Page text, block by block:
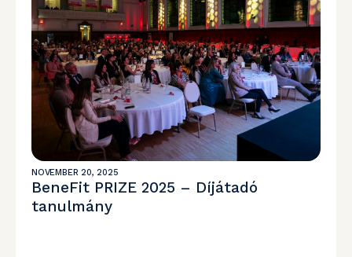
NOVEMBER 20, 2025
BeneFit PRIZE 2025 – Díjátadó
tanulmány